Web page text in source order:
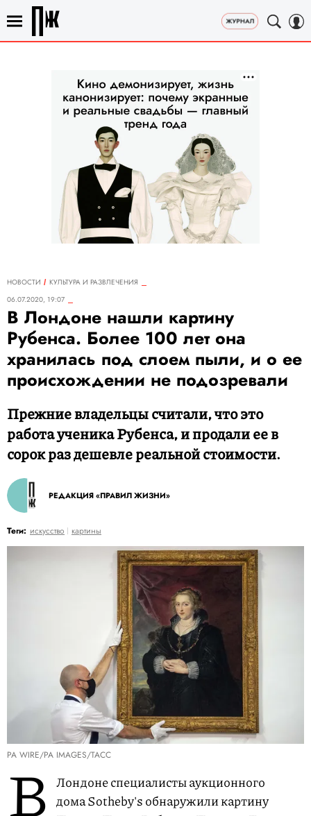
НОВОСТИ
КУЛЬТУРА И РАЗВЛЕЧЕНИЯ
06.07.2020, 19:07
В Лондоне нашли картину
Рубенса. Более 100 лет она
хранилась под слоем пыли, и о ее
происхождении не подозревали
Прежние владельцы считали, что это
работа ученика Рубенса, и продали ее в
сорок раз дешевле реальной стоимости.
РЕДАКЦИЯ «ПРАВИЛ ЖИЗНИ»
Теги: искусство картины
PA WIRE/PA IMAGES/ТАСС
В Лондоне специалисты аукционного
дома Sotheby's обнаружили картину